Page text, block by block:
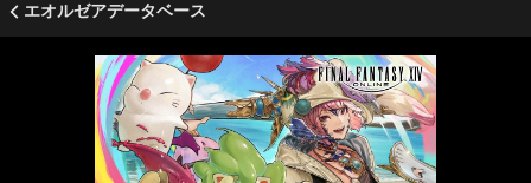
エオルゼアデータベース